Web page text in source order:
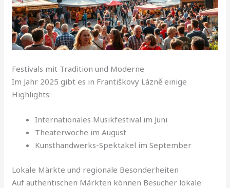
Festivals mit Tradition und Moderne
Im Jahr 2025 gibt es in Františkovy Lázně einige
Highlights:
Internationales Musikfestival im Juni
Theaterwoche im August
Kunsthandwerks-Spektakel im September
Lokale Märkte und regionale Besonderheiten
Auf authentischen Märkten können Besucher lokale